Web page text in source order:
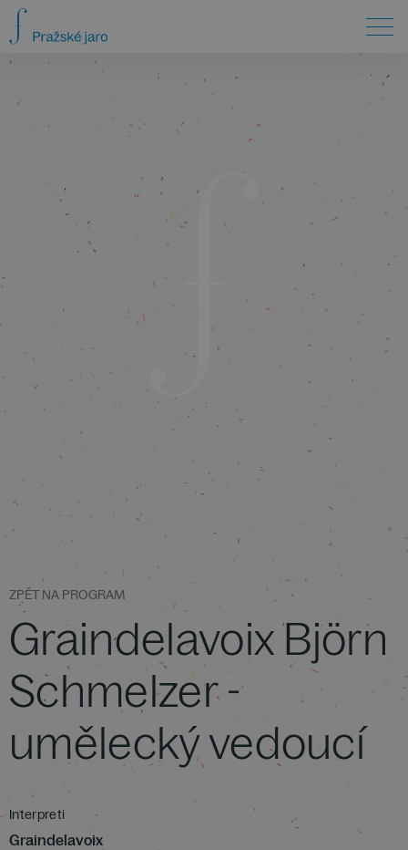
ZPĚT NA PROGRAM
Graindelavoix Björn
Schmelzer -
umělecký vedoucí
Interpreti
Graindelavoix